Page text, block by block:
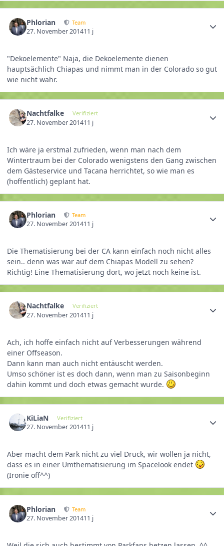
Phlorian Team
27. November 201411 j
"Dekoelemente" Naja, die Dekoelemente dienen
hauptsächlich Chiapas und nimmt man in der Colorado so gut
wie nicht wahr.
Nachtfalke Verifiziert
27. November 201411 j
Ich wäre ja erstmal zufrieden, wenn man nach dem
Wintertraum bei der Colorado wenigstens den Gang zwischen
dem Gästeservice und Tacana herrichtet, so wie man es
(hoffentlich) geplant hat.
Phlorian Team
27. November 201411 j
Die Thematisierung bei der CA kann einfach noch nicht alles
sein.. denn was war auf dem Chiapas Modell zu sehen?
Richtig! Eine Thematisierung dort, wo jetzt noch keine ist.
Nachtfalke Verifiziert
27. November 201411 j
Ach, ich hoffe einfach nicht auf Verbesserungen während
einer Offseason.
Dann kann man auch nicht entäuscht werden.
Umso schöner ist es doch dann, wenn man zu Saisonbeginn
dahin kommt und doch etwas gemacht wurde.
KiLiaN Verifiziert
27. November 201411 j
Aber macht dem Park nicht zu viel Druck, wir wollen ja nicht,
dass es in einer Umthematisierung im Spacelook endet
(Ironie off^^)
Phlorian Team
27. November 201411 j